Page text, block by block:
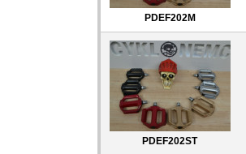
PDEF202M
PDEF202ST